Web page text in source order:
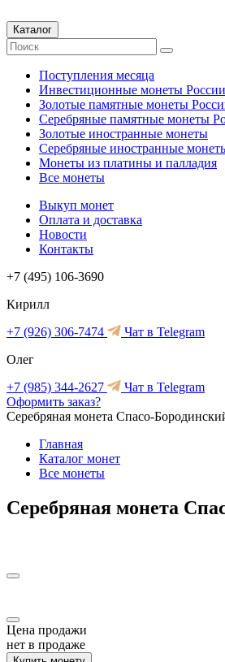
Каталог
Поступления месяца
Инвестиционные монеты России
Золотые памятные монеты
Серебряные памятные монеты
Золотые иностранные монеты
Серебряные иностранные
Монеты из платины и палладия
Все монеты
Выкуп монет
Оплата и доставка
Новости
Контакты
+7 (495) 106-3690
Кирилл
+7 (926) 306-7474
Чат в Telegram
Олег
+7 (985) 344-2627
Чат в Telegram
Оформить заказ?
Серебряная монета Спасо-
Главная
Каталог монет
Все монеты
Серебряная монета
Цена продажи
нет в продаже